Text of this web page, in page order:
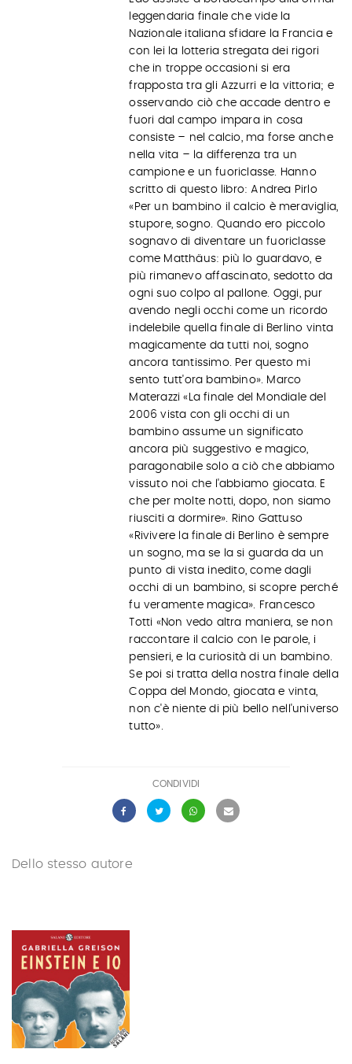
leggendaria finale che vide la
Nazionale italiana sfidare la Francia e
con lei la lotteria stregata dei rigori
che in troppe occasioni si era
frapposta tra gli Azzurri e la vittoria; e
osservando ciò che accade dentro e
fuori dal campo impara in cosa
consiste – nel calcio, ma forse anche
nella vita – la differenza tra un
campione e un fuoriclasse. Hanno
scritto di questo libro: Andrea Pirlo
«Per un bambino il calcio è meraviglia,
stupore, sogno. Quando ero piccolo
sognavo di diventare un fuoriclasse
come Matthäus: più lo guardavo, e
più rimanevo affascinato, sedotto da
ogni suo colpo al pallone. Oggi, pur
avendo negli occhi come un ricordo
indelebile quella finale di Berlino vinta
magicamente da tutti noi, sogno
ancora tantissimo. Per questo mi
sento tutt'ora bambino». Marco
Materazzi «La finale del Mondiale del
2006 vista con gli occhi di un
bambino assume un significato
ancora più suggestivo e magico,
paragonabile solo a ciò che abbiamo
vissuto noi che l'abbiamo giocata. E
che per molte notti, dopo, non siamo
riusciti a dormire». Rino Gattuso
«Rivivere la finale di Berlino è sempre
un sogno, ma se la si guarda da un
punto di vista inedito, come dagli
occhi di un bambino, si scopre perché
fu veramente magica». Francesco
Totti «Non vedo altra maniera, se non
raccontare il calcio con le parole, i
pensieri, e la curiosità di un bambino.
Se poi si tratta della nostra finale della
Coppa del Mondo, giocata e vinta,
non c'è niente di più bello nell'universo
tutto».
CONDIVIDI
Dello stesso autore